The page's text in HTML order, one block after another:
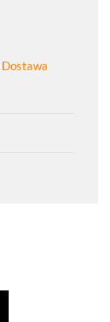
Dostawa